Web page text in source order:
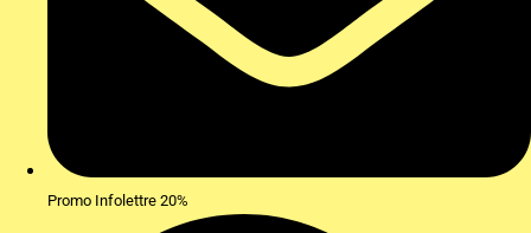
Promo Infolettre 20%